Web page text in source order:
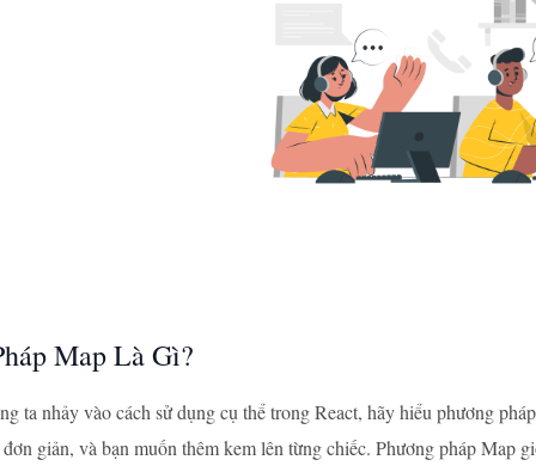
Map Là Gì?
ta nhảy vào cách sử dụng cụ thể trong React, hãy hiểu phương
giản, và bạn muốn thêm kem lên từng chiếc. Phương pháp Map